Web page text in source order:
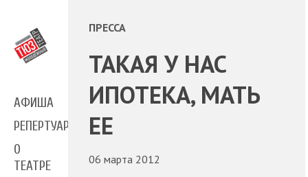
АФИША
РЕПЕРТУАР
О
ТЕАТРЕ
ПРЕССА
ТАКАЯ У НАС
ИПОТЕКА, МАТЬ
ЕЕ
06 марта 2012